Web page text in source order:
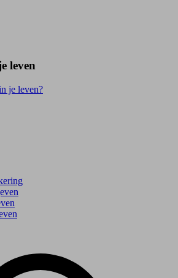
leven
je leven?